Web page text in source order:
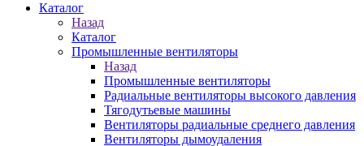
Каталог
Назад
Каталог
Промышленные вентиляторы
Назад
Промышленные вентиляторы
Радиальные вентиляторы высокого давления
Тягодутьевые машины
Вентиляторы радиальные среднего давления
Вентиляторы дымоудаления